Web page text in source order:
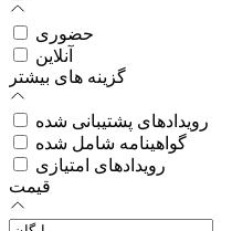
حضوری
آنلاین
گزینه های بیشتر
رویدادهای پشتیبانی شده
گواهینامه شامل شده
رویدادهای امتیازی
قیمت